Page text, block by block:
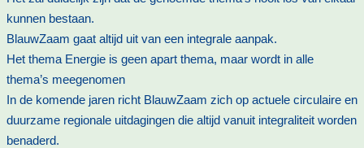
kunnen bestaan.
BlauwZaam gaat altijd uit van een integrale aanpak.
Het thema Energie is geen apart thema, maar wordt in alle
thema’s meegenomen
In de komende jaren richt BlauwZaam zich op actuele circulaire en
duurzame regionale uitdagingen die altijd vanuit integraliteit worden
benaderd.